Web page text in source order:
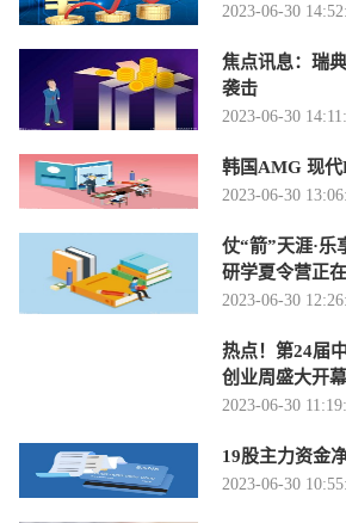
2023-06-30
焦点讯息：瑞
袭击
2023-06-30
韩国AMG 现
2023-06-30
仗“箭”天涯·乐
研学夏令营正
2023-06-30
热点！第24届
创业周盛大开幕
2023-06-30
19股主力资金
2023-06-30